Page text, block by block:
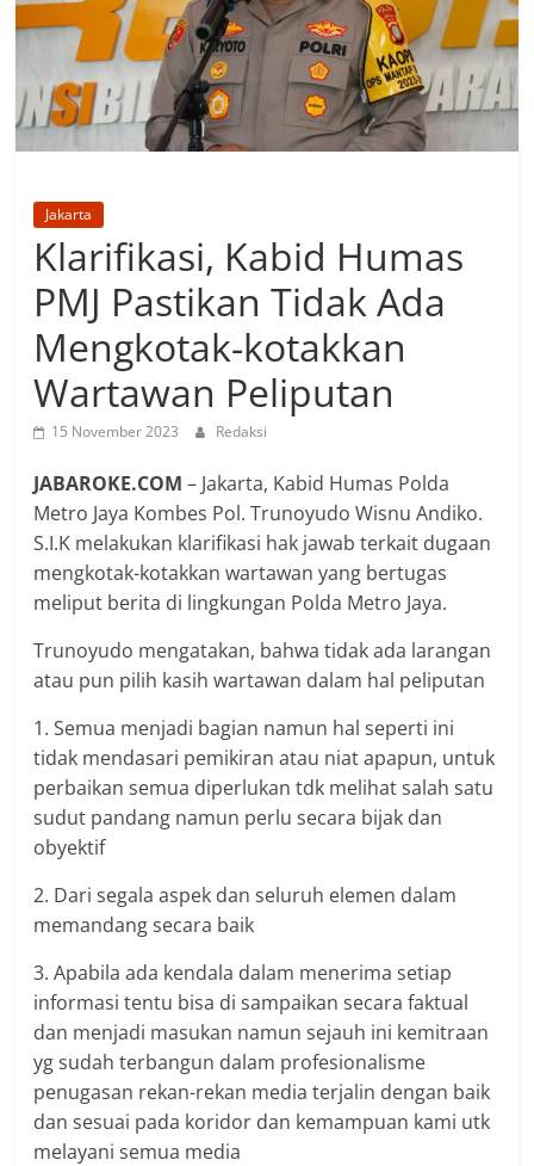
Jakarta
Klarifikasi, Kabid Humas
PMJ Pastikan Tidak Ada
Mengkotak-kotakkan
Wartawan Peliputan
15 November 2023 Redaksi
JABAROKE.COM– Jakarta, Kabid Humas Polda
Metro Jaya Kombes Pol. Trunoyudo Wisnu Andiko.
S.I.K melakukan klarifikasi hak jawab terkait dugaan
mengkotak-kotakkan wartawan yang bertugas
meliput berita di lingkungan Polda Metro Jaya.
Trunoyudo mengatakan, bahwa tidak ada larangan
atau pun pilih kasih wartawan dalam hal peliputan
1. Semua menjadi bagian namun hal seperti ini
tidak mendasari pemikiran atau niat apapun, untuk
perbaikan semua diperlukan tdk melihat salah satu
sudut pandang namun perlu secara bijak dan
obyektif
2. Dari segala aspek dan seluruh elemen dalam
memandang secara baik
3. Apabila ada kendala dalam menerima setiap
informasi tentu bisa di sampaikan secara faktual
dan menjadi masukan namun sejauh ini kemitraan
yg sudah terbangun dalam profesionalisme
penugasan rekan-rekan media terjalin dengan baik
dan sesuai pada koridor dan kemampuan kami utk
melayani semua media